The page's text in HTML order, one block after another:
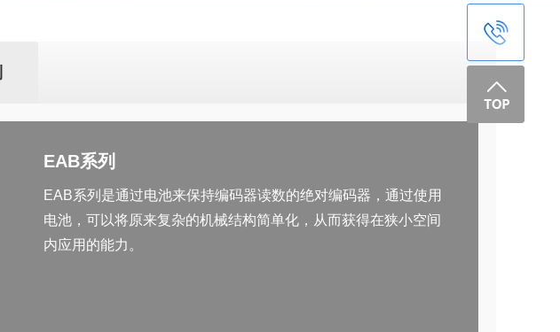
EAB系列
EAB系列是通过电池来保持编码器读数的绝对编码器，通过使用
电池，可以将原来复杂的机械结构简单化，从而获得在狭小空间
内应用的能力。